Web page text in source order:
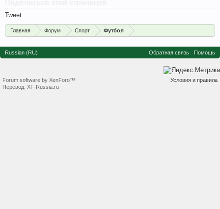
Tweet
Главная Форум Спорт Футбол
Russian (RU) Обратная связь Помощь
Условия и правила
Forum software by XenForo™
Перевод: XF-Russia.ru